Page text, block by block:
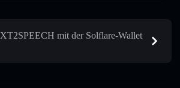
mit der Solflare-Wallet